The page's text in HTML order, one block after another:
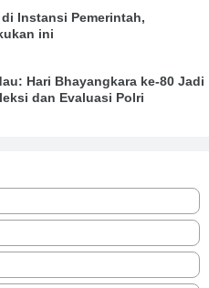
Instansi Pemerintah,
ini
Hari Bhayangkara ke-80 Jadi
dan Evaluasi Polri